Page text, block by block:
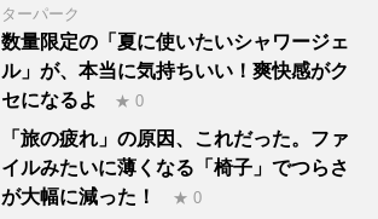
ターパーク
数量限定の「夏に使いたいシャワージェ
ル」が、本当に気持ちいい！爽快感がク
セになるよ
★ 0
「旅の疲れ」の原因、これだった。ファ
イルみたいに薄くなる「椅子」でつらさ
が大幅に減った！
★ 0